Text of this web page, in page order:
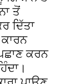
ਤੋਂ
ਦਿੱਤਾ
ਕਰਨ